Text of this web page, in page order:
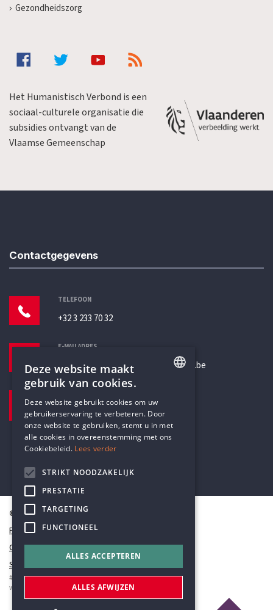
Gezondheidszorg
Het Humanistisch Verbond is een
sociaal-culturele organisatie die
subsidies ontvangt van de
Vlaamse Gemeenschap
Contactgegevens
TELEFOON
+32 3 233 70 32
E-MAILADRES
secretariaat@humanistischverbond.be
Pottenbrug 4
Antwerpen, 2000
© Humanistisch Verbond 2026
Privacy
Cookiestatement
Sitemap
#codedwithlove byCodelines
webapplicaties
mobiele apps&maatwerk websites
DUTCH
Deze website maakt
gebruik van cookies.
Deze website gebruikt cookies om uw
gebruikerservaring te verbeteren. Door
onze website te gebruiken, stemt u in met
alle cookies in overeenstemming met ons
Cookiebeleid. Lees verder
STRIKT NOODZAKELIJK
PRESTATIE
TARGETING
FUNCTIONEEL
ALLES ACCEPTEREN
ALLES AFWIJZEN